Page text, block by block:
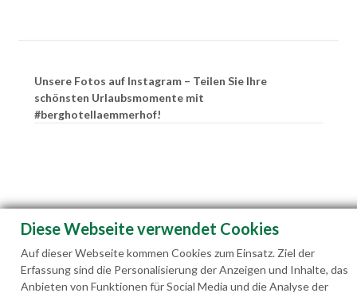
Unsere Fotos auf Instagram – Teilen Sie Ihre
schönsten Urlaubsmomente mit
#berghotellaemmerhof!
Diese Webseite verwendet Cookies
Auf dieser Webseite kommen Cookies zum Einsatz. Ziel der
Erfassung sind die Personalisierung der Anzeigen und Inhalte, das
Anbieten von Funktionen für Social Media und die Analyse der